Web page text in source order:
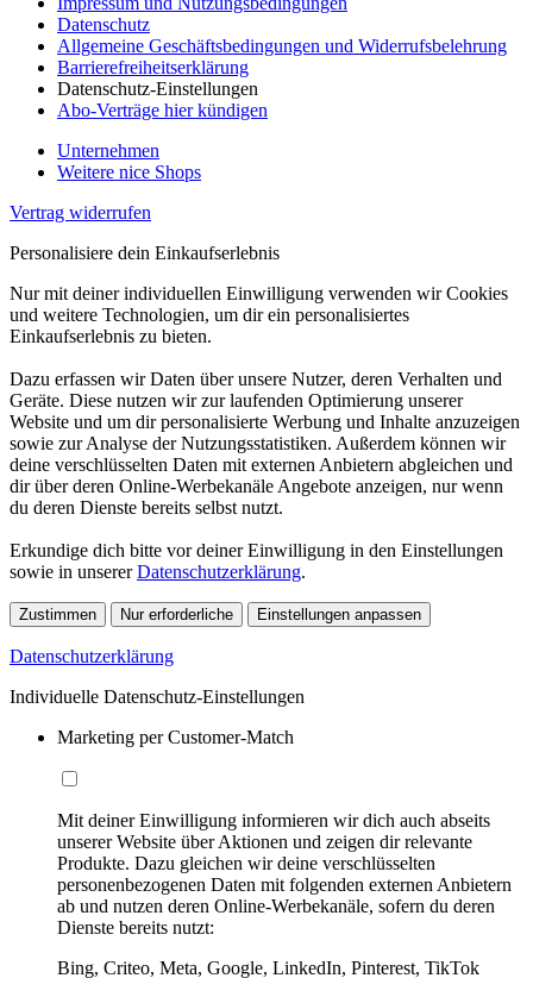
Datenschutz
Allgemeine Geschäftsbedingungen und Widerrufsbelehrung
Barrierefreiheitserklärung
Datenschutz-Einstellungen
Abo-Verträge hier kündigen
Unternehmen
Weitere nice Shops
Vertrag widerrufen
Personalisiere dein Einkaufserlebnis
Nur mit deiner individuellen Einwilligung verwenden wir Cookies
und weitere Technologien, um dir ein personalisiertes
Einkaufserlebnis zu bieten.
Dazu erfassen wir Daten über unsere Nutzer, deren Verhalten und
Geräte. Diese nutzen wir zur laufenden Optimierung unserer
Website und um dir personalisierte Werbung und Inhalte anzuzeigen
sowie zur Analyse der Nutzungsstatistiken. Außerdem können wir
deine verschlüsselten Daten mit externen Anbietern abgleichen und
dir über deren Online-Werbekanäle Angebote anzeigen, nur wenn
du deren Dienste bereits selbst nutzt.
Erkundige dich bitte vor deiner Einwilligung in den Einstellungen
sowie in unsererDatenschutzerklärung.
Zustimmen Nur erforderliche Einstellungen anpassen
Datenschutzerklärung
Individuelle Datenschutz-Einstellungen
Marketing per Customer-Match
Mit deiner Einwilligung informieren wir dich auch abseits
unserer Website über Aktionen und zeigen dir relevante
Produkte. Dazu gleichen wir deine verschlüsselten
personenbezogenen Daten mit folgenden externen Anbietern
ab und nutzen deren Online-Werbekanäle, sofern du deren
Dienste bereits nutzt:
Bing, Criteo, Meta, Google, LinkedIn, Pinterest, TikTok